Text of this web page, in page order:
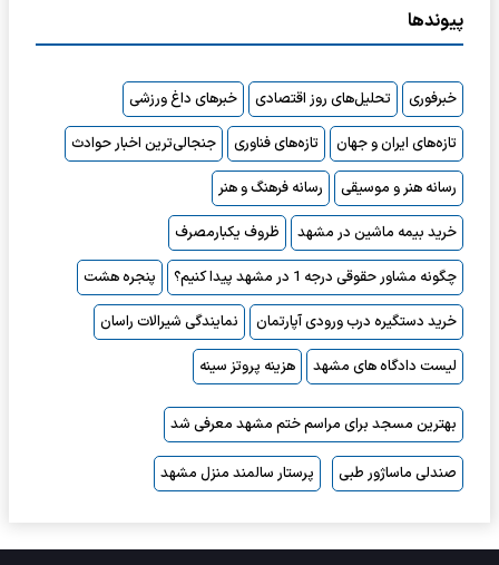
پیوندها
خبرفوری تحلیل‌های روز اقتصادی
خبرهای داغ ورزشی
تازه‌های ایران و جهان
تازه‌های فناوری
جنجالی‌ترین اخبار حوادث
رسانه هنر و موسیقی
رسانه فرهنگ و هنر
خرید بیمه ماشین در مشهد
ظروف یکبارمصرف
چگونه مشاور حقوقی درجه 1 در مشهد پیدا کنیم؟
پنجره هشت
خرید دستگیره درب ورودی آپارتمان
نمایندگی شیرالات راسان
لیست دادگاه های مشهد
هزینه پروتز سینه
بهترین مسجد برای مراسم ختم مشهد معرفی شد
صندلی ماساژور طبی پرستار سالمند منزل مشهد